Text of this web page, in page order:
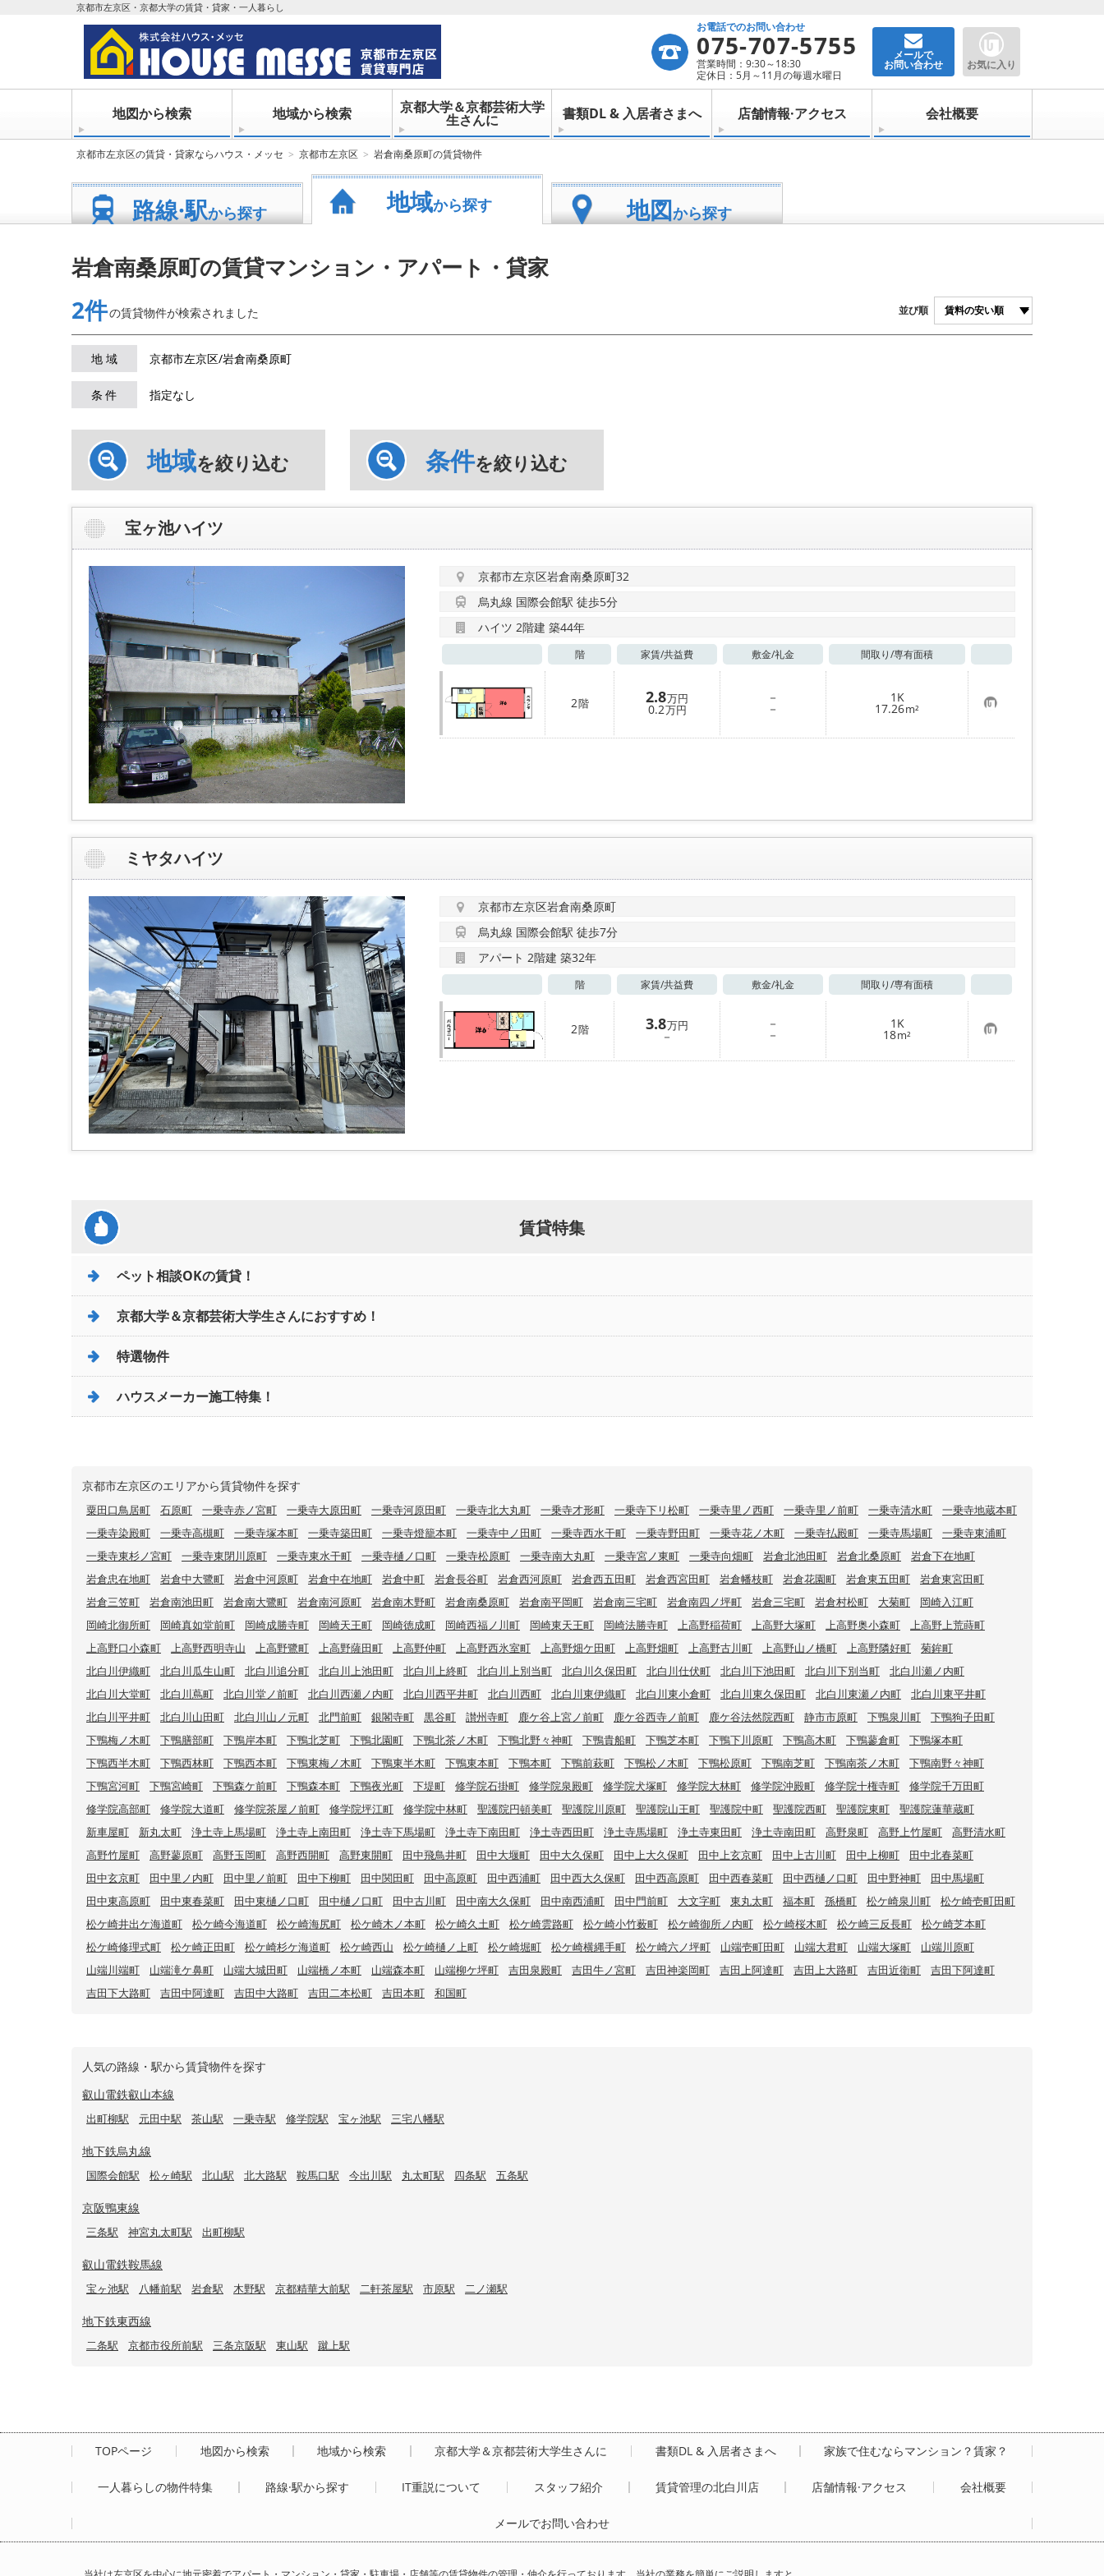
京都市左京区・京都大学の賃貸・貸家・一人暮らし
お電話でのお問い合わせ
075-707-5755
営業時間：9:30～18:30
定休日：5月～11月の毎週水曜日
メールで
お問い合わせ お気に入り
地図から検索 地域から検索 京都大学＆京都芸術大学
生さんに 書類DL & 入居者さまへ 店舗情報·アクセス 会社概要
京都市左京区の賃貸・貸家ならハウス・メッセ 京都市左京区 岩倉南桑原町の賃貸物件
路線·駅から探す 地域から探す 地図から探す
岩倉南桑原町の賃貸マンション・アパート・貸家
2件の賃貸物件が検索されました 並び順
地 域 京都市左京区/岩倉南桑原町
条 件 指定なし
地域を絞り込む 条件を絞り込む
宝ヶ池ハイツ
京都市左京区岩倉南桑原町32
烏丸線 国際会館駅 徒歩5分
ハイツ 2階建 築44年
階 家賃/共益費 敷金/礼金 間取り/専有面積
2階 2.8万円
0.2万円
－
－
1K
17.26m² お
気
に
入
ミヤタハイツ
京都市左京区岩倉南桑原町
烏丸線 国際会館駅 徒歩7分
アパート 2階建 築32年
階 家賃/共益費 敷金/礼金 間取り/専有面積
2階 3.8万円
－
－
－
1K
18m² お
気
に
賃貸特集
ペット相談OKの賃貸！
京都大学＆京都芸術大学生さんにおすすめ！
特選物件
ハウスメーカー施工特集！
京都市左京区のエリアから賃貸物件を探す
粟田口鳥居町 石原町 一乗寺赤ノ宮町 一乗寺大原田町 一乗寺河原田町 一乗寺北大丸町 一乗寺才形町 一乗寺下リ松町 一乗寺里ノ西町 一乗寺里ノ前町 一乗寺清水町
一乗寺地蔵本町
一乗寺染殿町
一乗寺高槻町 一乗寺塚本町 一乗寺築田町 一乗寺燈籠本町 一乗寺中ノ田町 一乗寺西水干町 一乗寺野田町 一乗寺花ノ木町 一乗寺払殿町 一乗寺馬場町
一乗寺東浦町
一乗寺東杉ノ宮町
一乗寺東閉川原町 一乗寺東水干町 一乗寺樋ノ口町 一乗寺松原町 一乗寺南大丸町 一乗寺宮ノ東町 一乗寺向畑町 岩倉北池田町 岩倉北桑原町
岩倉下在地町
岩倉忠在地町
岩倉中大鷺町 岩倉中河原町 岩倉中在地町 岩倉中町 岩倉長谷町 岩倉西河原町 岩倉西五田町 岩倉西宮田町 岩倉幡枝町 岩倉花園町 岩倉東五田町
岩倉東宮田町
岩倉三笠町
岩倉南池田町 岩倉南大鷺町 岩倉南河原町 岩倉南木野町 岩倉南桑原町 岩倉南平岡町 岩倉南三宅町 岩倉南四ノ坪町 岩倉三宅町 岩倉村松町 大菊町
岡崎入江町
岡崎北御所町
岡崎真如堂前町 岡崎成勝寺町 岡崎天王町 岡崎徳成町 岡崎西福ノ川町 岡崎東天王町 岡崎法勝寺町 上高野稲荷町 上高野大塚町 上高野奥小森町
上高野上荒蒔町
上高野口小森町
上高野西明寺山 上高野鷺町 上高野薩田町 上高野仲町 上高野西氷室町 上高野畑ケ田町 上高野畑町 上高野古川町 上高野山ノ橋町 上高野隣好町
菊鉾町
北白川伊織町
北白川瓜生山町 北白川追分町 北白川上池田町 北白川上終町 北白川上別当町 北白川久保田町 北白川仕伏町 北白川下池田町 北白川下別当町
北白川瀬ノ内町
北白川大堂町
北白川蔦町 北白川堂ノ前町 北白川西瀬ノ内町 北白川西平井町 北白川西町 北白川東伊織町 北白川東小倉町 北白川東久保田町 北白川東瀬ノ内町
北白川東平井町
北白川平井町
北白川山田町 北白川山ノ元町 北門前町 銀閣寺町 黒谷町 讃州寺町 鹿ケ谷上宮ノ前町 鹿ケ谷西寺ノ前町 鹿ケ谷法然院西町 静市市原町 下鴨泉川町
下鴨狗子田町
下鴨梅ノ木町
下鴨膳部町 下鴨岸本町 下鴨北芝町 下鴨北園町 下鴨北茶ノ木町 下鴨北野々神町 下鴨貴船町 下鴨芝本町 下鴨下川原町 下鴨高木町 下鴨蓼倉町
下鴨塚本町
下鴨西半木町
下鴨西林町 下鴨西本町 下鴨東梅ノ木町 下鴨東半木町 下鴨東本町 下鴨本町 下鴨前萩町 下鴨松ノ木町 下鴨松原町 下鴨南芝町 下鴨南茶ノ木町
下鴨南野々神町
下鴨宮河町
下鴨宮崎町 下鴨森ケ前町 下鴨森本町 下鴨夜光町 下堤町 修学院石掛町 修学院泉殿町 修学院犬塚町 修学院大林町 修学院沖殿町 修学院十権寺町
修学院千万田町
修学院高部町
修学院大道町 修学院茶屋ノ前町 修学院坪江町 修学院中林町 聖護院円頓美町 聖護院川原町 聖護院山王町 聖護院中町 聖護院西町 聖護院東町
聖護院蓮華蔵町
新車屋町
新丸太町 浄土寺上馬場町 浄土寺上南田町 浄土寺下馬場町 浄土寺下南田町 浄土寺西田町 浄土寺馬場町 浄土寺東田町 浄土寺南田町 高野泉町 高野上竹屋町
高野清水町
高野竹屋町
高野蓼原町 高野玉岡町 高野西開町 高野東開町 田中飛鳥井町 田中大堰町 田中大久保町 田中上大久保町 田中上玄京町 田中上古川町 田中上柳町
田中北春菜町
田中玄京町
田中里ノ内町 田中里ノ前町 田中下柳町 田中関田町 田中高原町 田中西浦町 田中西大久保町 田中西高原町 田中西春菜町 田中西樋ノ口町 田中野神町
田中馬場町
田中東高原町
田中東春菜町 田中東樋ノ口町 田中樋ノ口町 田中古川町 田中南大久保町 田中南西浦町 田中門前町 大文字町 東丸太町 福本町 孫橋町 松ケ崎泉川町
松ケ崎壱町田町
松ケ崎井出ケ海道町
松ケ崎今海道町 松ケ崎海尻町 松ケ崎木ノ本町 松ケ崎久土町 松ケ崎雲路町 松ケ崎小竹薮町 松ケ崎御所ノ内町 松ケ崎桜木町 松ケ崎三反長町
松ケ崎芝本町
松ケ崎修理式町
松ケ崎正田町 松ケ崎杉ケ海道町 松ケ崎西山 松ケ崎樋ノ上町 松ケ崎堀町 松ケ崎横縄手町 松ケ崎六ノ坪町 山端壱町田町 山端大君町 山端大塚町
山端川原町
山端川端町
山端滝ケ鼻町 山端大城田町 山端橋ノ本町 山端森本町 山端柳ケ坪町 吉田泉殿町 吉田牛ノ宮町 吉田神楽岡町 吉田上阿達町 吉田上大路町 吉田近衛町
吉田下阿達町
吉田下大路町
吉田中阿達町 吉田中大路町 吉田二本松町 吉田本町 和国町
人気の路線・駅から賃貸物件を探す
叡山電鉄叡山本線
出町柳駅 元田中駅 茶山駅 一乗寺駅 修学院駅 宝ヶ池駅 三宅八幡駅
地下鉄烏丸線
国際会館駅 松ヶ崎駅 北山駅 北大路駅 鞍馬口駅 今出川駅 丸太町駅 四条駅 五条駅
京阪鴨東線
三条駅 神宮丸太町駅 出町柳駅
叡山電鉄鞍馬線
宝ヶ池駅 八幡前駅 岩倉駅 木野駅 京都精華大前駅 二軒茶屋駅 市原駅 二ノ瀬駅
地下鉄東西線
二条駅 京都市役所前駅 三条京阪駅 東山駅 蹴上駅
TOPページ 地図から検索 地域から検索 京都大学＆京都芸術大学生さんに 書類DL & 入居者さまへ 家族で住むならマンション？賃家？
一人暮らしの物件特集 路線·駅から探す IT重説について スタッフ紹介 賃貸管理の北白川店 店舗情報·アクセス 会社概要
メールでお問い合わせ